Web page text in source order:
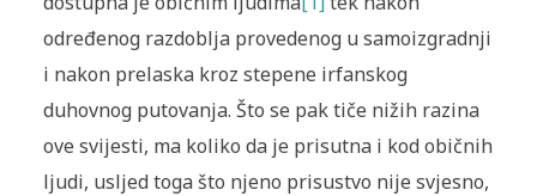
određenog razdoblja provedenog u samoizgradnji
i nakon prelaska kroz stepene irfanskog
duhovnog putovanja. Što se pak tiče nižih razina
ove svijesti, ma koliko da je prisutna i kod običnih
ljudi, usljed toga što njeno prisustvo nije svjesno,